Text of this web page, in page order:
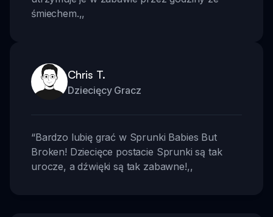
śmiechem.,,
Chris T.
Dziecięcy Gracz
“Bardzo lubię grać w Sprunki Babies But
Broken! Dziecięce postacie Sprunki są tak
urocze, a dźwięki są tak zabawne!,,